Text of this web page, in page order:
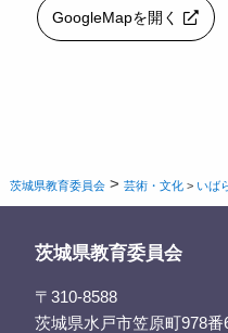
GoogleMapを開く
茨城県教育委員会 >芸術・文化 > いば
茨城県教育委員会
〒310-8588
茨城県水戸市笠原町978